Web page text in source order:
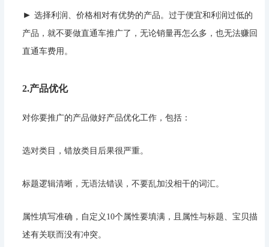
► 选择利润、价格相对有优势的产品。过于便宜和利润过低的
产品，就不要做直通车推广了，无论销量再怎么多，也无法赚回
直通车费用。
2.产品优化
对你要推广的产品做好产品优化工作，包括：
选对类目，错放类目后果很严重。
标题逻辑清晰，无语法错误，不要乱加没相干的词汇。
属性填写准确，自定义10个属性要填满，且属性与标题、宝贝描
述有关联而没有冲突。